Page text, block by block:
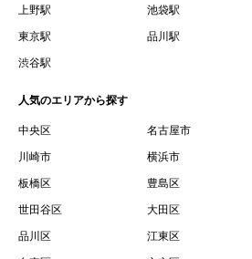
９.「契約期間開始日」とは、定期建
「賃貸借契約」と言います）の開始日
賃借権が発生する日を意味します。
するために、選んだ物件を保留するこ
１１.「予約情報」とは、物件を予約
所定の情報を意味します。物件情報や
１２.「キャンセル」とは、賃貸借契
開始日前までに、利用者が賃貸借契約
上野駅 池袋駅
東京駅 品川駅
渋谷駅
人気のエリアから探す
中央区 名古屋市
川崎市 横浜市
板橋区 豊島区
世田谷区 大田区
品川区 江東区